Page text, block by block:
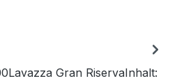
Gran RiservaInhalt: